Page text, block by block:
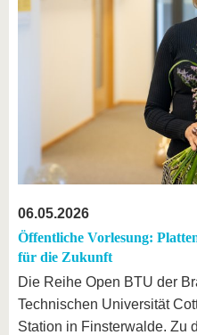
06.05.2026
Öffentliche Vorlesung:
für die Zukunft
Die Reihe Open BTU der
Technischen Universität
Station in Finsterwalde. Zu